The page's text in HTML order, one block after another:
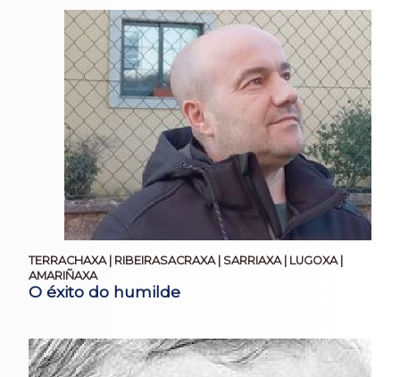
TERRACHAXA | RIBEIRASACRAXA | SARRIAXA | LUGOXA |
AMARIÑAXA
O éxito do humilde